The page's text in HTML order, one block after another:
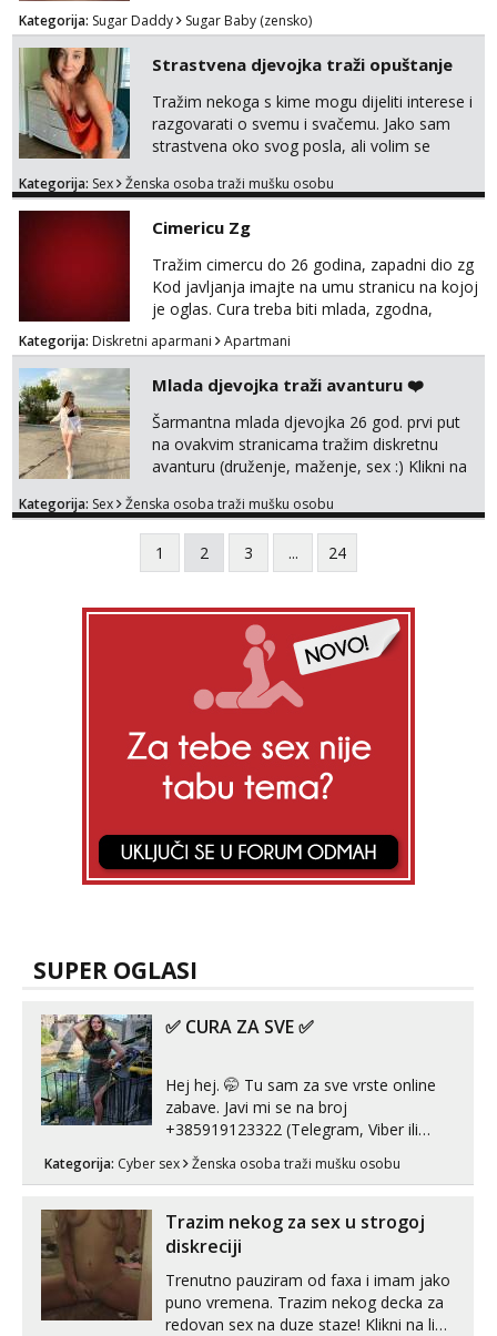
prekrasnim licem, dugom, njegovanom
kosom i fit figurom. Moje grudi su broj 4,a
guza je, bez lažne skromnosti, prava top
forma. Diskretno i opušteno druženje je moj
stil, bez dugačkih dopisivanja, putovanja ili
javnih pojavljivanja. Što nudim: - atraktivno i
ugo...
Kategorija: Sugar Daddy Sugar Baby (zensko)
Strastvena djevojka traži opuštanje
Tražim nekoga s kime mogu dijeliti interese i
razgovarati o svemu i svačemu. Jako sam
strastvena oko svog posla, ali volim se
Voljela bi naci nekoga pa da se nemoram
ispod i nadji me tamo, cekam te!
Kategorija: Sex Ženska osoba traži mušku osobu
Cimericu Zg
Tražim cimercu do 26 godina, zapadni dio zg
Kod javljanja imajte na umu stranicu na kojoj
je oglas. Cura treba biti mlada, zgodna,
uredna, bez poroka.
Kategorija: Diskretni aparmani Apartmani
Mlada djevojka traži avanturu ❤️
Šarmantna mlada djevojka 26 god. prvi put
na ovakvim stranicama tražim diskretnu
avanturu (druženje, maženje, sex :) Klikni na
Kategorija: Sex Ženska osoba traži mušku osobu
1 2 3 ... 24
SUPER OGLASI
✅ CURA ZA SVE ✅
Hej hej. 🤭 Tu sam za sve vrste online
zabave. Javi mi se na broj
+385919123322 (Telegram, Viber ili
Whatsapp). 🤙 NE javljaj se na uzivo.
Hvala.
Kategorija: Cyber sex Ženska osoba traži mušku osobu
Trazim nekog za sex u strogoj
diskreciji
Trenutno pauziram od faxa i imam jako
puno vremena. Trazim nekog decka za
redovan sex na duze staze! Klikni na link